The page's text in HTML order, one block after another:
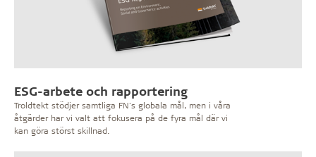
ESG-arbete och rapportering
Troldtekt stödjer samtliga FN's globala mål, men i våra
åtgärder har vi valt att fokusera på de fyra mål där vi
kan göra störst skillnad.